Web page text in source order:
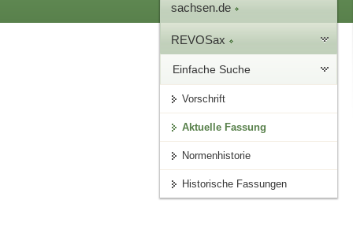
sachsen.de
REVOSax
Einfache Suche
Vorschrift
Aktuelle Fassung
Normenhistorie
Historische Fassungen